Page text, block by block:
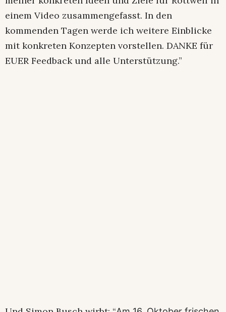
einem Video zusammengefasst. In den
kommenden Tagen werde ich weitere Einblicke
mit konkreten Konzepten vorstellen. DANKE für
EUER Feedback und alle Unterstützung.”